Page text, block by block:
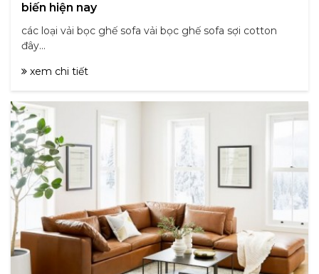
biến hiện nay
các loại vải bọc ghế sofa vải bọc ghế sofa sợi cotton
đây...
xem chi tiết